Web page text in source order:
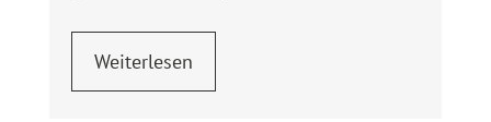
Weiterlesen